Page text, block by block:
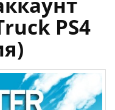
PS4